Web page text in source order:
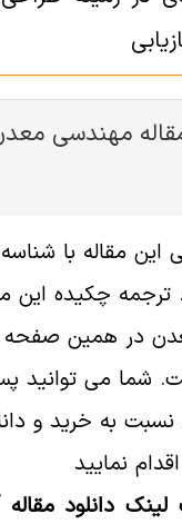
مهندسی معدن
ترجمه چکیده این
در همین صفحه
شما می توانید
به خرید و
نمایید
لینک دانلود